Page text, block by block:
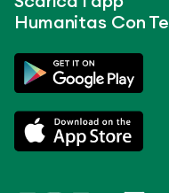
Humanitas Con Te